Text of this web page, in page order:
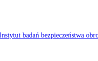
badań bezpieczeństwa